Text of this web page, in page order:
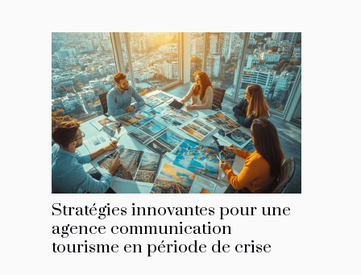
Stratégies innovantes pour une
agence communication
tourisme en période de crise